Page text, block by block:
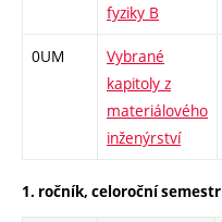
fyziky B
0UM
Vybrané
kapitoly z
materiálového
inženýrství
1. ročník, celoroční semestr